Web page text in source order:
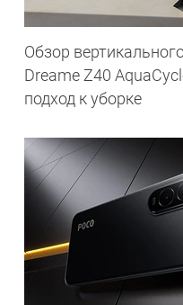
Обзор
Dreame Z40
подход к уборке